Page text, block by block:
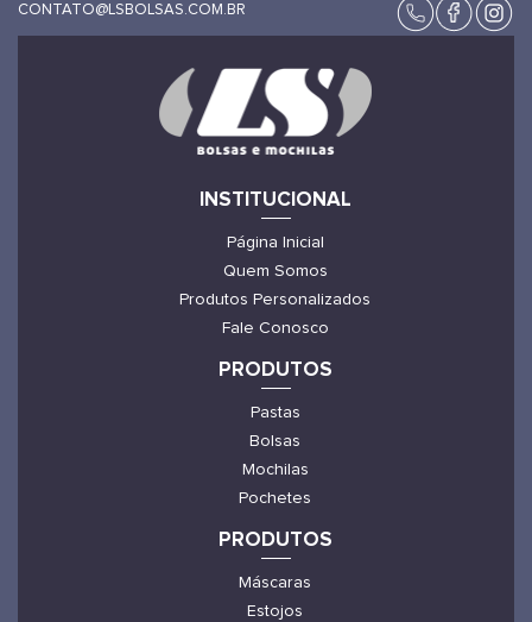
CONTATO@LSBOLSAS.COM.BR
INSTITUCIONAL
Página Inicial
Quem Somos
Produtos Personalizados
Fale Conosco
PRODUTOS
Pastas
Bolsas
Mochilas
Pochetes
PRODUTOS
Máscaras
Estojos